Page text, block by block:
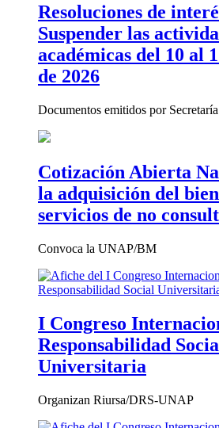
Resoluciones de
Suspender las
académicas del 10 al
de 2026
Documentos emitidos por
Cotización Abierta
la adquisición del
servicios de no
Convoca la UNAP/BM
I Congreso
Responsabilidad
Universitaria
Organizan Riursa/DRS-UNAP